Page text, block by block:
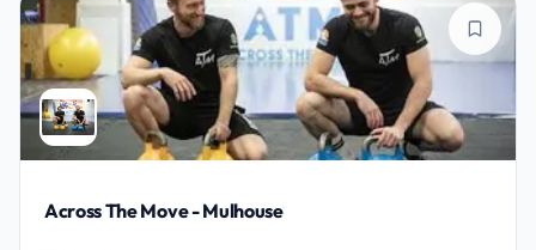
Across The Move - Mulhouse